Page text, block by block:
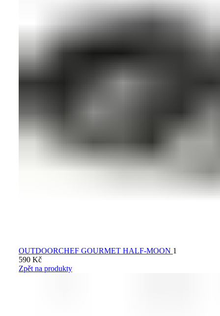
OUTDOORCHEF GOURMET HALF-MOON 1
590 Kč
Zpět na produkty